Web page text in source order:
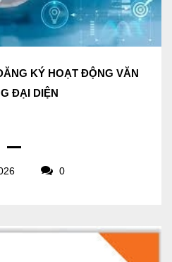
KÝ HOẠT ĐỘNG VĂN
ĐẠI DIỆN
0